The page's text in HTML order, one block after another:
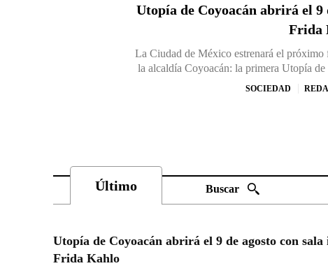
Utopía de Coyoacán abrirá el 9
Frida
La Ciudad de México estrenará el
la alcaldía Coyoacán: la primera Utopía
SOCIEDAD
Último Buscar
Utopía de Coyoacán abrirá el 9 de agosto con sala
Frida Kahlo